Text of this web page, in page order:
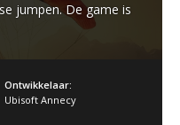
jumpen. De game is
Ontwikkelaar:
Ubisoft Annecy